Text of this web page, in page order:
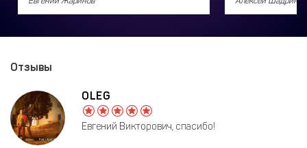
Отзывы
OLEG
Евгений Викторович, спасибо!